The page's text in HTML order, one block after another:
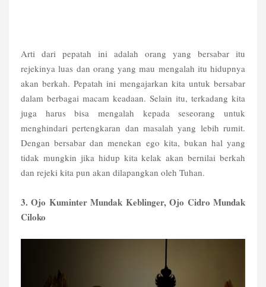
Arti dari pepatah ini adalah orang yang bersabar itu
rejekinya luas dan orang yang mau mengalah itu hidupnya
akan berkah. Pepatah ini mengajarkan kita untuk bersabar
dalam berbagai macam keadaan. Selain itu, terkadang kita
juga harus bisa mengalah kepada seseorang untuk
menghindari pertengkaran dan masalah yang lebih rumit.
Dengan bersabar dan menekan ego kita, bukan hal yang
tidak mungkin jika hidup kita kelak akan bernilai berkah
dan rejeki kita pun akan dilapangkan oleh Tuhan.
3. Ojo Kuminter Mundak Keblinger, Ojo Cidro Mundak
Ciloko